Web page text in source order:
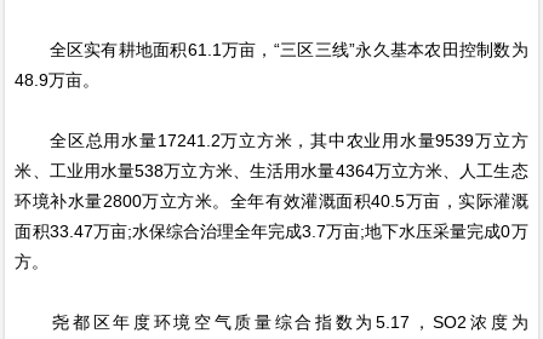
全区实有耕地面积61.1万亩，“三区三线”永久基本农田控制数为
48.9万亩。
全区总用水量17241.2万立方米，其中农业用水量9539万立方
米、工业用水量538万立方米、生活用水量4364万立方米、人工生态
环境补水量2800万立方米。全年有效灌溉面积40.5万亩，实际灌溉
面积33.47万亩;水保综合治理全年完成3.7万亩;地下水压采量完成0万
方。
尧都区年度环境空气质量综合指数为5.17，SO2浓度为